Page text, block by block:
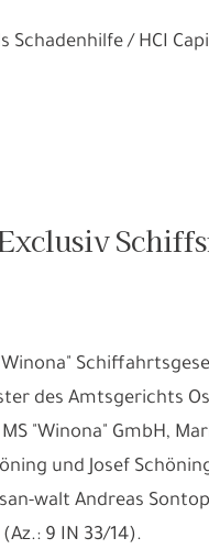
Schadenhilfe HCI
des Amtsgerichts
"Winona" GmbH,
und Josef
walt Andreas
9 IN 33/14).